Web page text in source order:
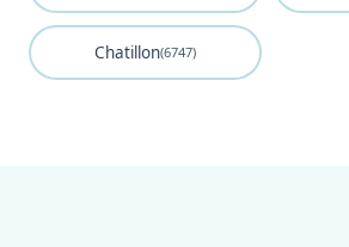
Chatillon(6747)